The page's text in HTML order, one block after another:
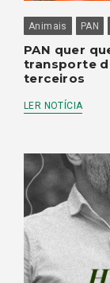
Animais PAN
PAN quer
transporte
terceiros
LER NOTÍCIA